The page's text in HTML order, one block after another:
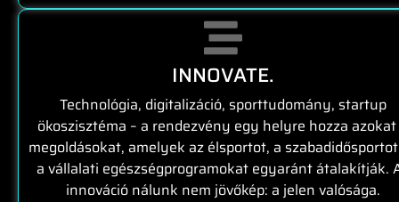
INNOVATE.
Technológia, digitalizáció, sporttudomány, startup
ökoszisztéma – a rendezvény egy helyre hozza
megoldásokat, amelyek az élsportot, a
a vállalati egészségprogramokat egyaránt átalakítják.
innováció nálunk nem jövőkép: a jelen valósága.